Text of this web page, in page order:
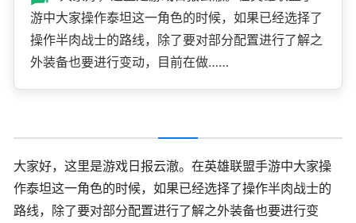
游中大家操作泰坦这一角色的时候，如果已经选择了
操作半肉战士的路线，除了要对部分配置进行了解之
外装备也要进行变动，目前在做……
大家好，这里是游戏日报云澈。在英雄联盟手游中大家操
作泰坦这一角色的时候，如果已经选择了操作半肉战士的
路线，除了要对部分配置进行了解之外装备也要进行变